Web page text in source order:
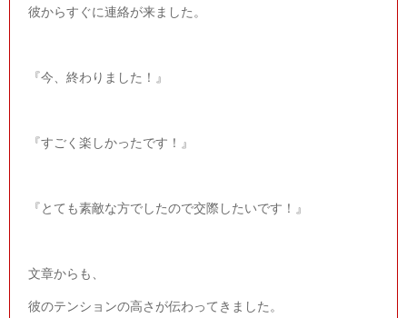
彼からすぐに連絡が来ました。
『今、終わりました！』
『すごく楽しかったです！』
『とても素敵な方でしたので交際したいです！』
文章からも、
彼のテンションの高さが伝わってきました。